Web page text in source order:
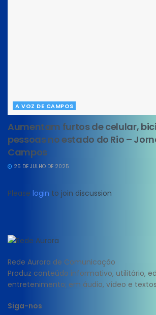
A VOZ DE CAMPOS
Aumentam furtos de celular,
pessoas no estado do Rio –
Campos
25 DE JULHO DE 2025
Please login to join discussion
Rede Aurora de Comunicação
Produz conteúdo informativo, utilitário,
entretenimento; em áudio, vídeo e
Siga-nos